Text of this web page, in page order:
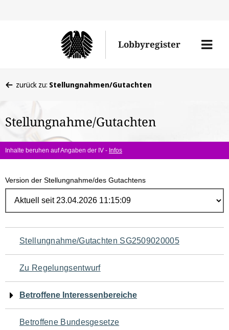
Lobbyregister
Menü
befinden
hier:
zurück zu: Stellungnahmen/Gutachten
Stellungnahme/Gutachten
Inhalte beruhen auf Angaben der IV - Infos
Version der Stellungnahme/des Gutachtens
Navigation
für
den
Seiteninhalt
Stellungnahme/Gutachten SG2509020005
Zu Regelungsentwurf
Betroffene Interessenbereiche
Betroffene Bundesgesetze